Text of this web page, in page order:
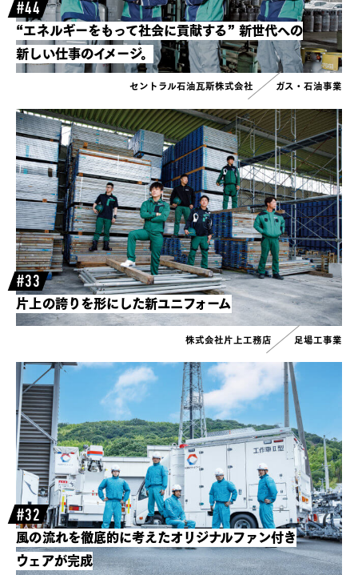
#44
“エネルギーをもって社会に貢献する” 新世代への
新しい仕事のイメージ。
セントラル石油瓦斯株式会社 ガス・石油事業
#33
片上の誇りを形にした新ユニフォーム
株式会社片上工務店 足場工事業
#32
風の流れを徹底的に考えたオリジナルファン付き
ウェアが完成